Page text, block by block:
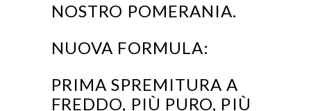
NOSTRO POMERANIA.
NUOVA FORMULA:
PRIMA SPREMITURA A
FREDDO, PIÙ PURO, PIÙ